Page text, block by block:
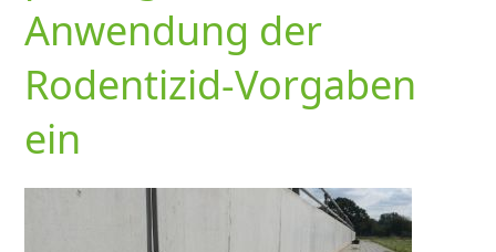
Anwendung der
Rodentizid-Vorgaben
ein